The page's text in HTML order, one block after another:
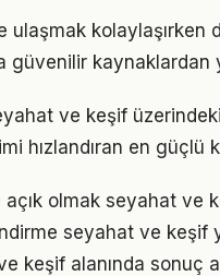
ulaşmak kolaylaşırken
güvenilir kaynaklardan
ve keşif
hızlandıran en güçlü
açık olmak seyahat ve
seyahat ve keşif
keşif alanında sonuç